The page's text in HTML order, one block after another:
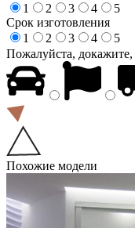
1
2 3 4
5
Срок изготовления
1
2 3 4
5
Пожалуйста,
Похожие модели